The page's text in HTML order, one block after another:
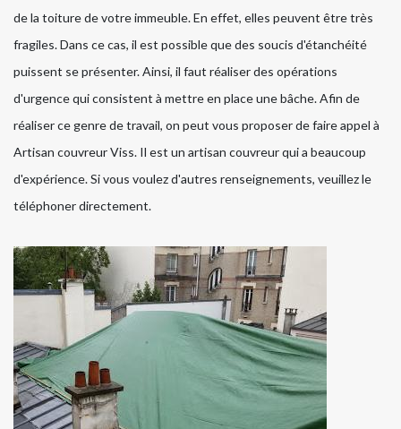
de la toiture de votre immeuble. En effet, elles peuvent être très
fragiles. Dans ce cas, il est possible que des soucis d'étanchéité
puissent se présenter. Ainsi, il faut réaliser des opérations
d'urgence qui consistent à mettre en place une bâche. Afin de
réaliser ce genre de travail, on peut vous proposer de faire appel à
Artisan couvreur Viss. Il est un artisan couvreur qui a beaucoup
d'expérience. Si vous voulez d'autres renseignements, veuillez le
téléphoner directement.